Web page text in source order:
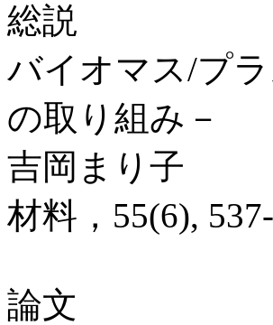
総説
バイオマス/プ
の取り組み－
吉岡まり子
材料，55(6),
論文